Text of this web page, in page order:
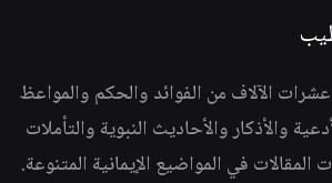
الآلاف من الفوائد والحكم والمواعظ
والأذكار والأحاديث النبوية والتأملات
المقالات في المواضيع الإيمانية المتنوعة.